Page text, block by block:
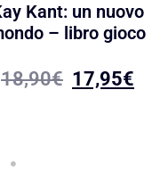
Kant: un nuovo
– libro gioco
18,90€ 17,95€